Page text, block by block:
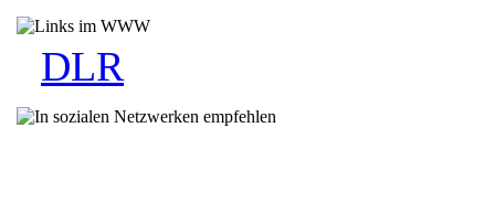
DLR